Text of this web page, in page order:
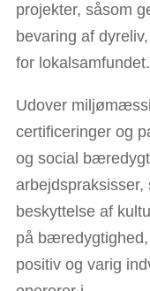
projekter, såsom
bevaring af
for lokalsamfundet.
Udover
certificeringer og
og social
beskyttelse af
på
positiv og varig